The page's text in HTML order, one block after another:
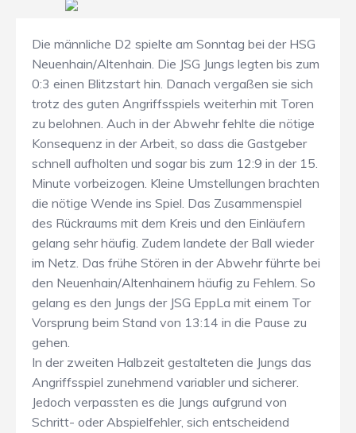
Die männliche D2 spielte am Sonntag bei der HSG
Neuenhain/Altenhain. Die JSG Jungs legten bis zum
0:3 einen Blitzstart hin. Danach vergaßen sie sich
trotz des guten Angriffsspiels weiterhin mit Toren
zu belohnen. Auch in der Abwehr fehlte die nötige
Konsequenz in der Arbeit, so dass die Gastgeber
schnell aufholten und sogar bis zum 12:9 in der 15.
Minute vorbeizogen. Kleine Umstellungen brachten
die nötige Wende ins Spiel. Das Zusammenspiel
des Rückraums mit dem Kreis und den Einläufern
gelang sehr häufig. Zudem landete der Ball wieder
im Netz. Das frühe Stören in der Abwehr führte bei
den Neuenhain/Altenhainern häufig zu Fehlern. So
gelang es den Jungs der JSG EppLa mit einem Tor
Vorsprung beim Stand von 13:14 in die Pause zu
gehen.
In der zweiten Halbzeit gestalteten die Jungs das
Angriffsspiel zunehmend variabler und sicherer.
Jedoch verpassten es die Jungs aufgrund von
Schritt- oder Abspielfehler, sich entscheidend